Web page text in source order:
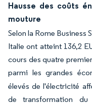
Hausse des coûts
mouture
Selon la Rome Business
Italie ont atteint 136,2
cours des quatre
parmi les grandes
élevés de l'électricité
de transformation